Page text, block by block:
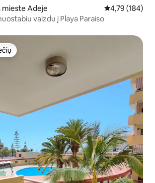
Adeje Vidutinis
4,79 (184)
vaizdu į Playa Paraiso